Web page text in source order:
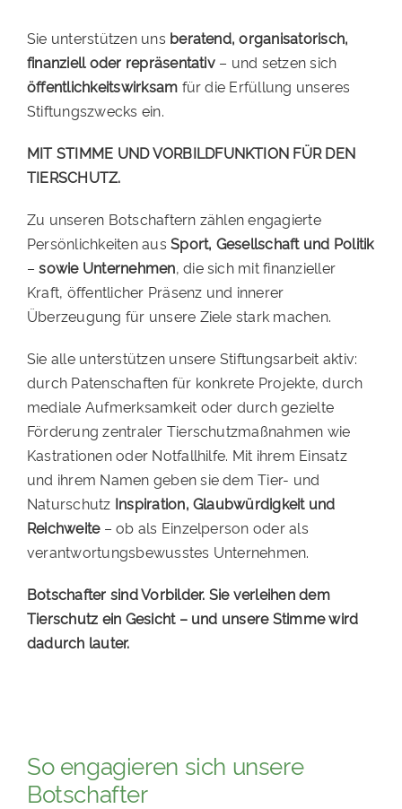
Sie unterstützen uns beratend, organisatorisch,
finanziell oder repräsentativ– und setzen sich
öffentlichkeitswirksam für die Erfüllung unseres
Stiftungszwecks ein.
MIT STIMME UND VORBILDFUNKTION FÜR DEN
TIERSCHUTZ.
Zu unseren Botschaftern zählen engagierte
Persönlichkeiten ausSport, Gesellschaft und Politik
–sowie Unternehmen, die sich mit finanzieller
Kraft, öffentlicher Präsenz und innerer
Überzeugung für unsere Ziele stark machen.
Sie alle unterstützen unsere Stiftungsarbeit aktiv:
durch Patenschaften für konkrete Projekte, durch
mediale Aufmerksamkeit oder durch gezielte
Förderung zentraler Tierschutzmaßnahmen wie
Kastrationen oder Notfallhilfe. Mit ihrem Einsatz
und ihrem Namen geben sie dem Tier- und
Naturschutz Inspiration, Glaubwürdigkeit und
Reichweite– ob als Einzelperson oder als
verantwortungsbewusstes Unternehmen.
Botschafter sind Vorbilder. Sie verleihen dem
Tierschutz ein Gesicht – und unsere Stimme wird
dadurch lauter.
So engagieren sich unsere
Botschafter